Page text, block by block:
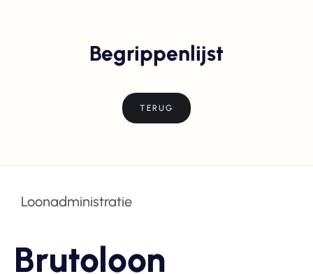
Begrippenlijst
TERUG
Loonadministratie
Brutoloon